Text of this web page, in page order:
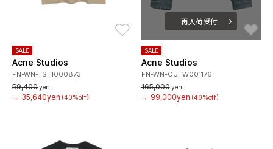
SALE
Acne Studios
FN-WN-TSHI000873
59,400yen
→
35,640yen (40%off)
再入荷受付
SALE
Acne Studios
FN-WN-OUTW001176
165,000yen
→
99,000yen (40%off)